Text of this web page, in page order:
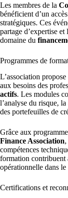
Les membres de la
bénéficient d’un
stratégiques. Ces
partage d’expertise
domaine du
Programmes de
L’association propose
aux besoins des
actifs. Les modules
l’analyse du risque,
des portefeuilles de
Grâce aux
Finance Association
compétences
formation contribuent
opérationnelle dans
Certifications et